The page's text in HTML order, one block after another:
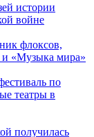
истории
войне
флоксов,
и «Музыка мира»
по
театры в
получилась